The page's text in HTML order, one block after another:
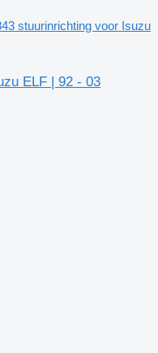
stuurinrichting voor Isuzu
ELF | 92 - 03